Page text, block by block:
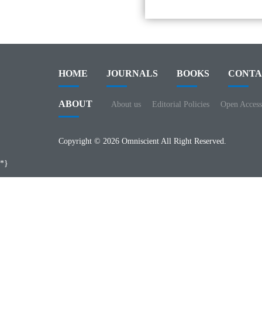
HOME JOURNALS BOOKS
ABOUT About us Editorial Policies Open
Copyright © 2026 Omniscient All Right Reserved.
*}